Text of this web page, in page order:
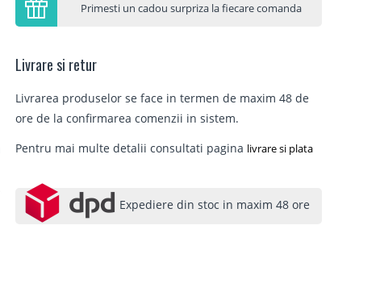
Primesti un cadou surpriza la fiecare comanda
Livrare si retur
Livrarea produselor se face in termen de maxim 48 de
ore de la confirmarea comenzii in sistem.
Pentru mai multe detalii consultati pagina livrare si plata
Expediere din stoc in maxim 48 ore